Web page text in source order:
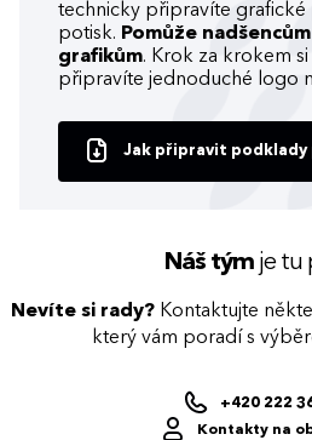
technicky připravíte
potisk. Pomůže
grafikům. Krok za krokem
připravíte jednoduché logo
Jak připravit podklady
Náš týmje tu
Nevíte si rady? Kontaktujte
který vám poradí s
+420 222
Kontakty na